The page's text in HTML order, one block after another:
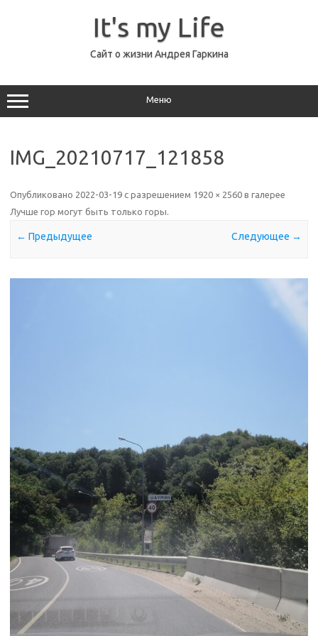
It's my Life
Сайт о жизни Андрея Гаркина
Меню
IMG_20210717_121858
Опубликовано 2022-03-19 с разрешением 1920 × 2560 в галерее
Лучше гор могут быть только горы.
← Предыдущее Следующее →